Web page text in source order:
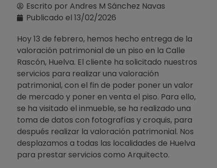
Escrito por Andres M Sánchez Navas
Publicado el 13/02/2026
Hoy 13 de febrero, hemos hecho entrega de la
valoración patrimonial de un piso en la Calle
Rascón, Huelva. El cliente ha solicitado nuestros
servicios para realizar una valoración
patrimonial, con el fin de poder poner un valor
de mercado y poner en venta el piso. Para ello,
se ha visitado el inmueble, se ha realizado una
toma de datos con fotografías y croquis, para
después realizar la valoración patrimonial. Nos
desplazamos a todas las localidades de Huelva
para prestar servicios como Arquitecto.